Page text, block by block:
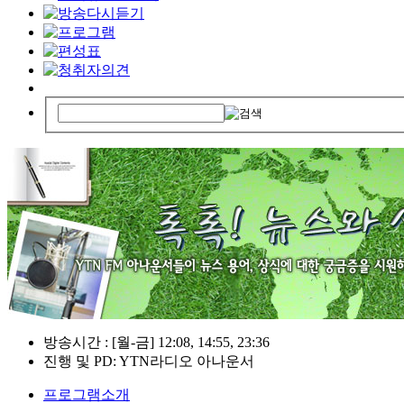
방송시간 : [월-금] 12:08, 14:55, 23:36
진행 및 PD: YTN라디오 아나운서
프로그램소개